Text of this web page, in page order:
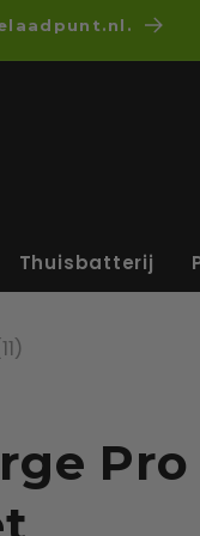
Thuisbatterij
aantal stemmen:
11)